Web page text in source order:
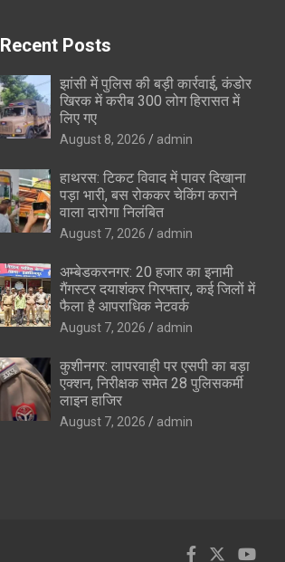
Recent Posts
झांसी में पुलिस की बड़ी कार्रवाई, कंडोर
खिरक में करीब 300 लोग हिरासत में
लिए गए
August 8, 2026 admin
हाथरस: टिकट विवाद में पावर दिखाना
पड़ा भारी, बस रोककर चेकिंग कराने
वाला दारोगा निलंबित
August 7, 2026 admin
अम्बेडकरनगर: 20 हजार का इनामी
गैंगस्टर दयाशंकर गिरफ्तार, कई जिलों में
फैला है आपराधिक नेटवर्क
August 7, 2026 admin
कुशीनगर: लापरवाही पर एसपी का बड़ा
एक्शन, निरीक्षक समेत 28 पुलिसकर्मी
लाइन हाजिर
August 7, 2026 admin